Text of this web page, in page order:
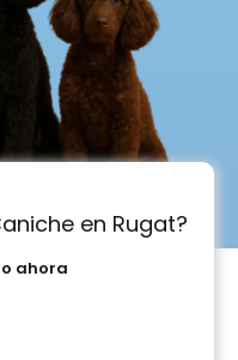
en Rugat?
ahora